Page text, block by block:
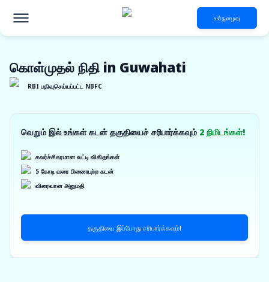
உள்நுழைவு
கொள்முதல் நிதி in Guwahati
RBI பதிவுசெய்யப்பட்ட NBFC
வெறும் இல் உங்கள் கடன் தகுதியைச் சரிபார்க்கவும் 2 நிமிடங்கள்!
கவர்ச்சிகரமான வட்டி விகிதங்கள்
5 கோடி வரை பிணையற்ற கடன்
விரைவான அனுமதி
தகுதியை இப்போது சரிபார்க்கவும்!